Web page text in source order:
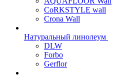
CoRKSTYLE wall
Crona Wall
Натуральный линолеум
DLW
Forbo
Gerflor